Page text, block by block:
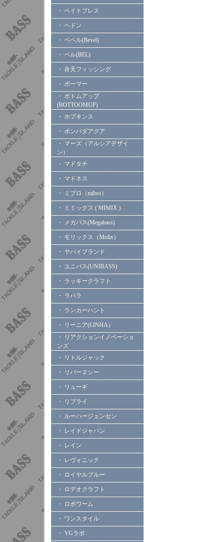
・ ベイトブレス
・ ヘドン
・ ベベル(Bevel)
・ ベル(BEL)
・ 弁天フィッシング
・ ボーマー
・ ボトムアップ
(BOTTOOMUP)
・ ホプキンス
・ ボンバダアグア
・ マーズ（アルシアデザイ
ン）
・ マドタチ
・ マドネス
・ ミブロ（mibro）
・ ミミックス ( MIMIX )
・ メガバス(Megabass)
・ モリックス（Molix）
・ ヤバイブランド
・ ユニバス(UNIBASS)
・ ラッキークラフト
・ ラパラ
・ ランカーハント
・ リーニア(LINHA）
・ リアクションイノベーショ
ンズ
・ リトルジャック
・ リバー２シー
・ リューギ
・ リプライ
・ ルーハージェンセン
・ レイドジャパン
・ レイン
・ レヴォニック
・ ロイヤルブルー
・ ロデオクラフト
・ ロボワーム
・ ワンスタイル
・ YGラボ